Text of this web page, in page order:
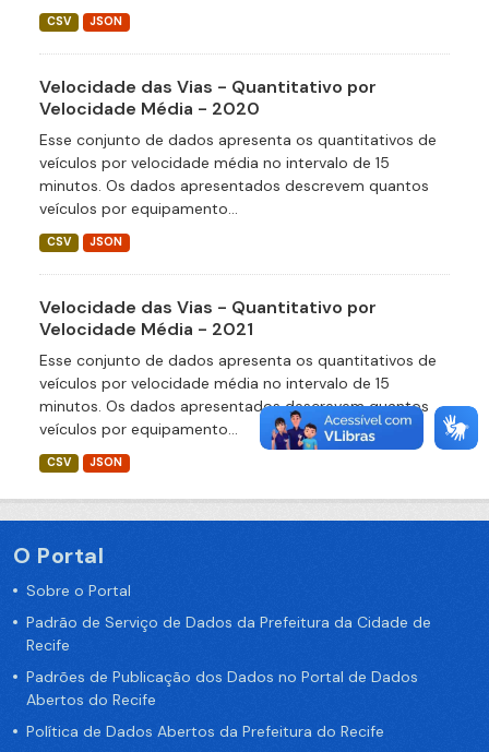
CSV JSON
Velocidade das Vias - Quantitativo por
Velocidade Média - 2020
Esse conjunto de dados apresenta os quantitativos de
veículos por velocidade média no intervalo de 15
minutos. Os dados apresentados descrevem quantos
veículos por equipamento...
CSV JSON
Velocidade das Vias - Quantitativo por
Velocidade Média - 2021
Esse conjunto de dados apresenta os quantitativos de
veículos por velocidade média no intervalo de 15
minutos. Os dados apresentados descrevem quantos
veículos por equipamento...
CSV JSON
O Portal
Sobre o Portal
Padrão de Serviço de Dados da Prefeitura da Cidade de
Recife
Padrões de Publicação dos Dados no Portal de Dados
Abertos do Recife
Política de Dados Abertos da Prefeitura do Recife